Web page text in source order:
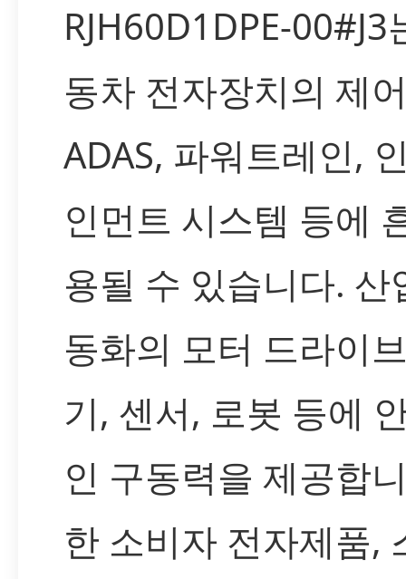
RJH60D1DPE-00#J3
동차 전자장치의 제
ADAS, 파워트레인,
인먼트 시스템 등에
용될 수 있습니다. 산
동화의 모터 드라이
기, 센서, 로봇 등에
인 구동력을 제공합
한 소비자 전자제품,